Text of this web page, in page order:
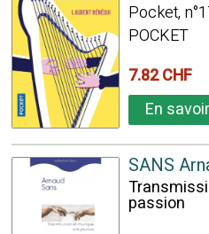
Pocket,
POCKET
7.82 CHF
En savoir
SANS
passion